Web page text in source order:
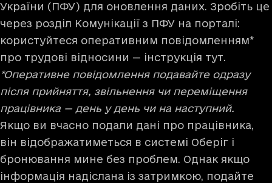
України (ПФУ) для оновлення даних. Зробіть це
через розділ Комунікації з ПФУ на порталі:
користуйтеся оперативним повідомленням*
про трудові відносини — інструкція тут.
*Оперативне повідомлення подавайте одразу
після прийняття, звільнення чи переміщення
працівника — день у день чи на наступний.
Якщо ви вчасно подали дані про працівника,
він відображатиметься в системі Оберіг і
бронювання мине без проблем. Однак якщо
інформація надіслана із затримкою, подайте